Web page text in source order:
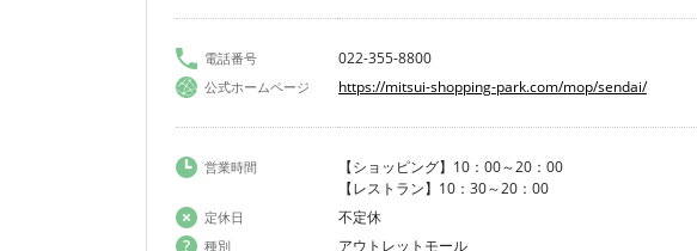
電話番号 022-355-8800
公式ホームページ https://mitsui-shopping-park.com/mop/sendai/
営業時間
【ショッピング】10：00～20：00
【レストラン】10：30～20：00
定休日 不定休
種別 アウトレットモール